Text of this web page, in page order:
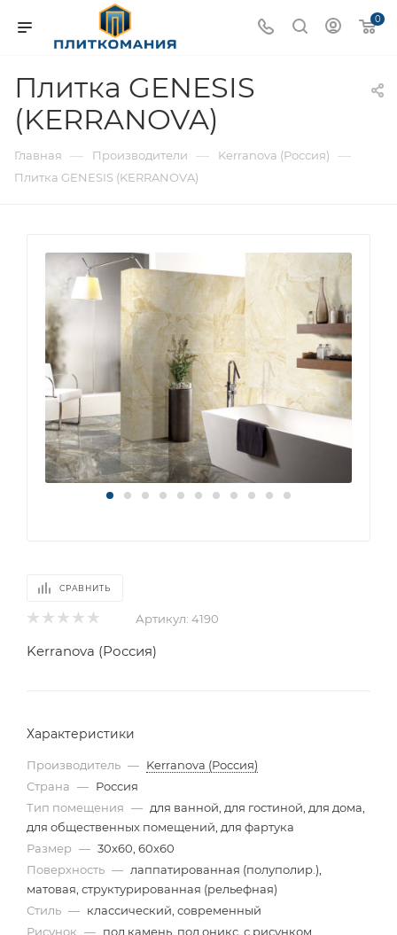
0
Плитка GENESIS
(KERRANOVA)
Главная — Производители — Kerranova (Россия) —
Плитка GENESIS (KERRANOVA)
СРАВНИТЬ
Артикул: 4190
Kerranova (Россия)
Характеристики
Производитель — Kerranova (Россия)
Страна — Россия
Тип помещения — для ванной, для гостиной, для дома,
для общественных помещений, для фартука
Размер — 30x60, 60x60
Поверхность — лаппатированная (полуполир.),
матовая, структурированная (рельефная)
Стиль — классический, современный
Рисунок — под камень, под оникс, с рисунком